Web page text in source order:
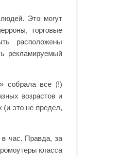
Это могут
торговые
расположены
рекламируемый
собрала все (!)
возрастов и
(и это не предел,
в час. Правда, за
класса